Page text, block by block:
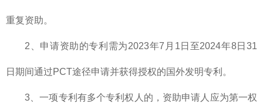
重复资助。
2、申请资助的专利需为2023年7月1日至2024年8日31
日期间通过PCT途径申请并获得授权的国外发明专利。
3、一项专利有多个专利权人的，资助申请人应为第一权